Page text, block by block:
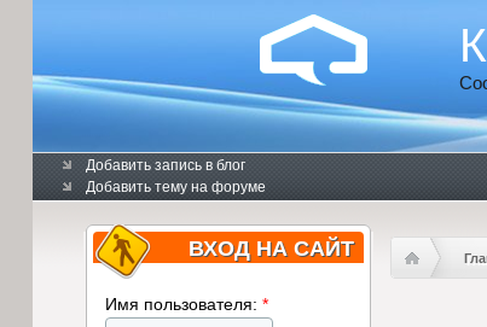
Добавить запись в блог
Добавить тему на форуме
ВХОД НА САЙТ
Имя пользователя: *